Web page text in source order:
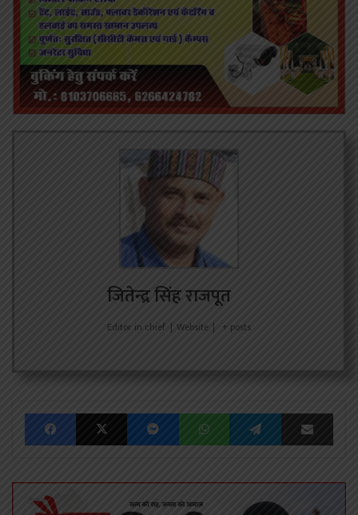
जितेन्द्र सिंह राजपूत
Editor in chief | Website | + posts
FacebookX MessengerWhatsAppTelegram Share via Email